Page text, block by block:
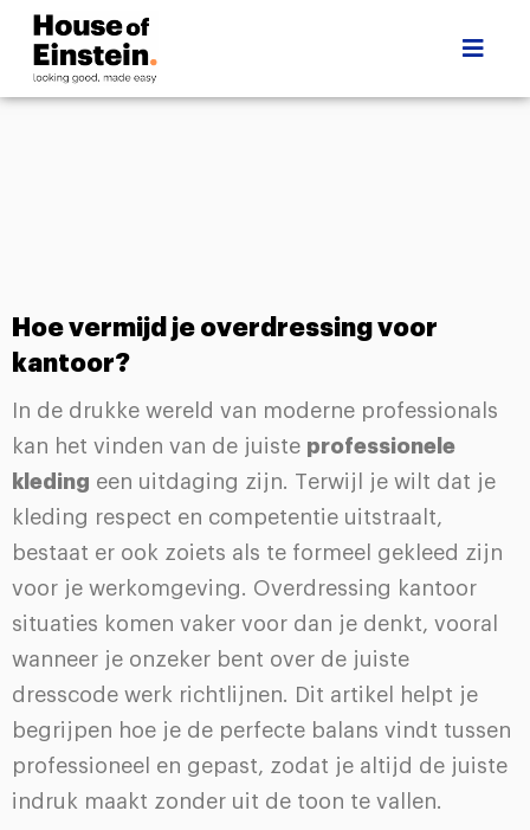
Hoe vermijd je overdressing voor
kantoor?
In de drukke wereld van moderne professionals
kan het vinden van de juiste professionele
kleding een uitdaging zijn. Terwijl je wilt dat je
kleding respect en competentie uitstraalt,
bestaat er ook zoiets als te formeel gekleed zijn
voor je werkomgeving. Overdressing kantoor
situaties komen vaker voor dan je denkt, vooral
wanneer je onzeker bent over de juiste
dresscode werk richtlijnen. Dit artikel helpt je
begrijpen hoe je de perfecte balans vindt tussen
professioneel en gepast, zodat je altijd de juiste
indruk maakt zonder uit de toon te vallen.